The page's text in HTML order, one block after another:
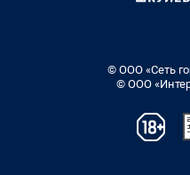
© ООО «Сеть
© ООО